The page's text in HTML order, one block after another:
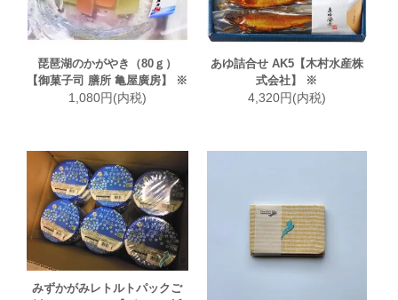
琵琶湖のかがやき（80ｇ）
【御菓子司 膳所 亀屋廣房】 ※
1,080円(内税)
あゆ詰合せ AK5【木村水産株
式会社】 ※
4,320円(内税)
みずかがみレトルトパックご